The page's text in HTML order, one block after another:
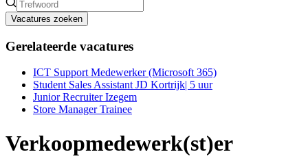
Vacatures zoeken
Gerelateerde vacatures
ICT Support Medewerker (Microsoft 365)
Student Sales Assistant JD Kortrijk| 5 uur
Junior Recruiter Izegem
Store Manager Trainee
Verkoopmedewerk(st)er